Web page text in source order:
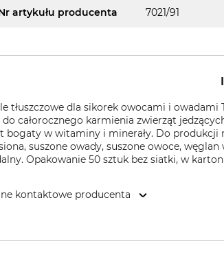
artykułu producenta 7021/91
tłuszczowe dla sikorek owocami i owadami
do całorocznego karmienia zwierząt
bogaty w witaminy i minerały. Do produkcji
suszone owady, suszone owoce,
Opakowanie 50 sztuk bez siatki, w
kontaktowe producenta